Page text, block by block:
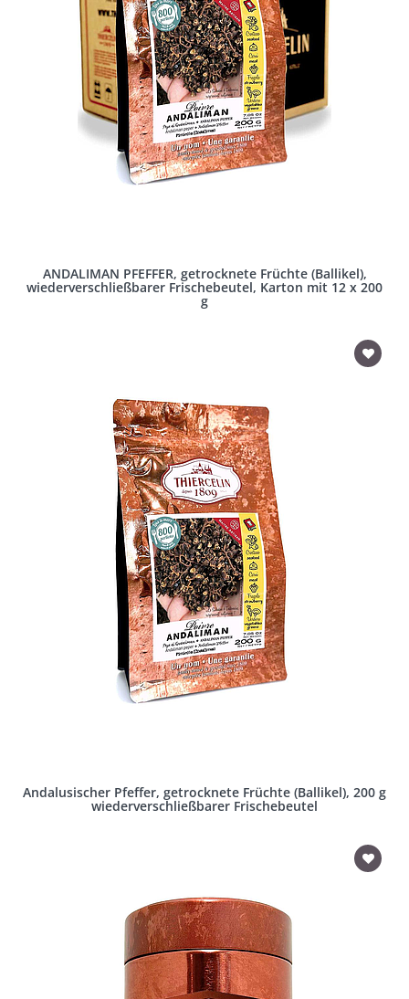
ANDALIMAN PFEFFER, getrocknete Früchte (Ballikel),
wiederverschließbarer Frischebeutel, Karton mit 12 x 200
g
Andalusischer Pfeffer, getrocknete Früchte (Ballikel), 200 g
wiederverschließbarer Frischebeutel